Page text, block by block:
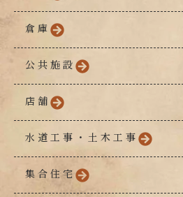
倉庫
公共施設
店舗
水道工事・土木工事
集合住宅